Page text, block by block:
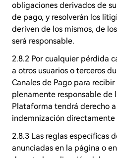
obligaciones derivados de
de pago, y resolverán los
deriven de los mismos, de
será responsable.
2.8.2 Por cualquier pérdida
a otros usuarios o terceros
Canales de Pago para
plenamente responsable de
Plataforma tendrá derecho
indemnización directamente
2.8.3 Las reglas específicas
anunciadas en la página o